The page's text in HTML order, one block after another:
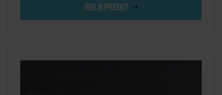
BEKIJK PRODUCT